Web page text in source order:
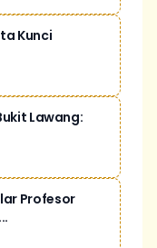
Kunci
Lawang:
Profesor